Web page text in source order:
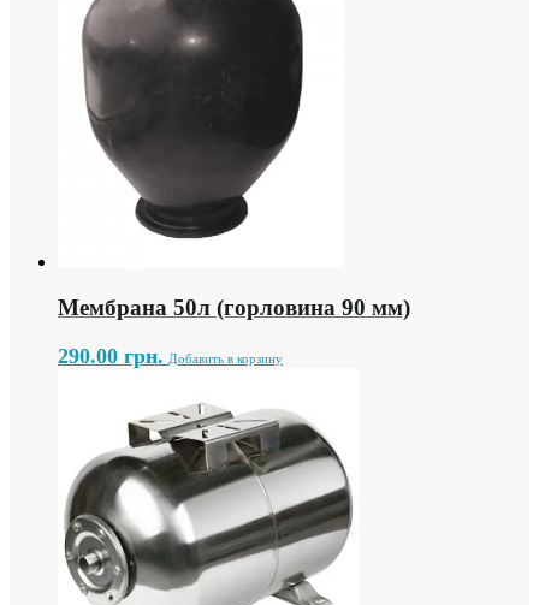
Мембрана 50л (горловина 90 мм)
290.00 грн. Добавить в корзину